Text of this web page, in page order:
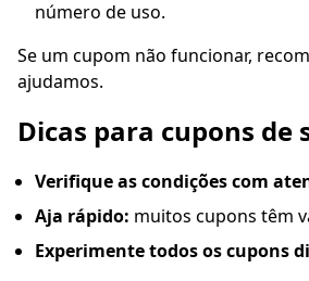
número de uso.
Se um cupom não funcionar,
ajudamos.
Dicas para cupons de
Verifique as condições com
Aja rápido: muitos cupons têm
Experimente todos os cupons